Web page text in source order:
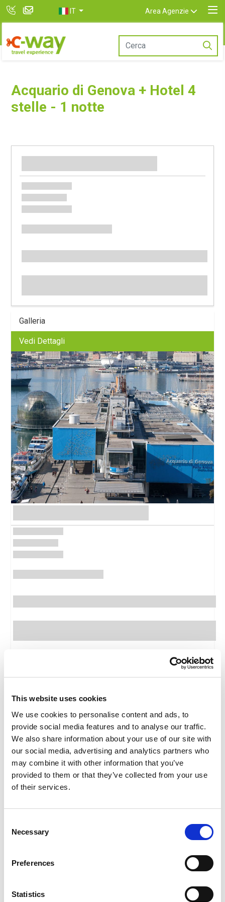
This website uses cookies
We use cookies to personalise content and ads, to
provide social media features and to analyse our traffic.
We also share information about your use of our site with
our social media, advertising and analytics partners who
may combine it with other information that you’ve
provided to them or that they’ve collected from your use
of their services.
Selection
Necessary
Preferences
Statistics
IT Area Agenzie
Acquario di Genova + Hotel 4
stelle - 1 notte
Galleria
Vedi Dettagli
Ecco quello che fa per te
divertimento edutainment, per trasformare la visita
all’Acquario di Genova in un fantastico city-break da
Scegli la tipologia di proposta. Compila il modulo con i tuoi
dati. Paga con carta di credito. Il tuo regalo è pronto!
Riceverai il tuo voucher buono, tramite email in formato
pdf pronto per essere stampato e regalato!
Prezzi
2 adulti in camera doppia:
2 adulti + 2 ragazzi fino a 12 anni in quadrupla:
da €309